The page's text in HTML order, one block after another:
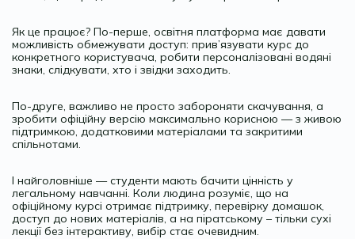
Як це працює? По-перше, освітня платформа має давати
можливість обмежувати доступ: прив’язувати курс до
конкретного користувача, робити персоналізовані водяні
знаки, слідкувати, хто і звідки заходить.
По-друге, важливо не просто забороняти скачування, а
зробити офіційну версію максимально корисною — з живою
підтримкою, додатковими матеріалами та закритими
спільнотами.
І найголовніше — студенти мають бачити цінність у
легальному навчанні. Коли людина розуміє, що на
офіційному курсі отримає підтримку, перевірку домашок,
доступ до нових матеріалів, а на піратському – тільки сухі
лекції без інтерактиву, вибір стає очевидним.